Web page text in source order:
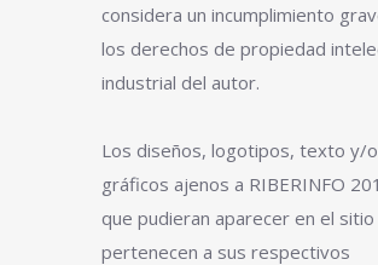
considera un incumplimiento
los derechos de propiedad
industrial del autor.
Los diseños, logotipos, texto y/o
gráficos ajenos a RIBERINFO
que pudieran aparecer en el
pertenecen a sus respectivos